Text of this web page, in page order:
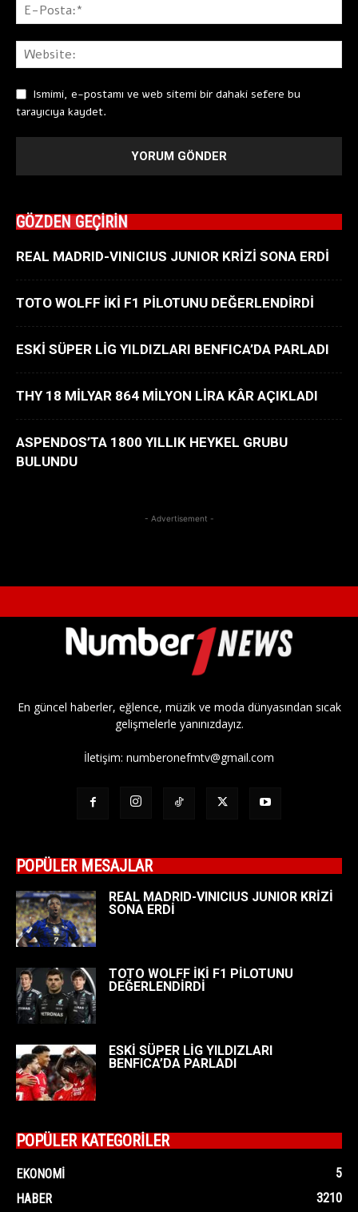
Ismimi, e-postamı ve web sitemi bir dahaki sefere bu
tarayıcıya kaydet.
GÖZDEN GEÇİRİN
REAL MADRID-VINICIUS JUNIOR KRİZİ SONA ERDİ
TOTO WOLFF İKİ F1 PİLOTUNU DEĞERLENDİRDİ
ESKİ SÜPER LİG YILDIZLARI BENFICA’DA PARLADI
THY 18 MİLYAR 864 MİLYON LİRA KÂR AÇIKLADI
ASPENDOS’TA 1800 YILLIK HEYKEL GRUBU
BULUNDU
- Advertisement -
En güncel haberler, eğlence, müzik ve moda dünyasından sıcak
gelişmelerle yanınızdayız.
İletişim: numberonefmtv@gmail.com
POPÜLER MESAJLAR
REAL MADRID-VINICIUS JUNIOR KRİZİ
SONA ERDİ
TOTO WOLFF İKİ F1 PİLOTUNU
DEĞERLENDİRDİ
ESKİ SÜPER LİG YILDIZLARI
BENFICA’DA PARLADI
POPÜLER KATEGORİLER
EKONOMI
5
HABER
3210